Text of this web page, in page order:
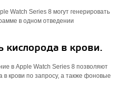
Watch Series 8 могут генерировать
в одном отведении
кислорода в крови.
в Apple Watch Series 8 позволяют
в крови по запросу, а также фоновые